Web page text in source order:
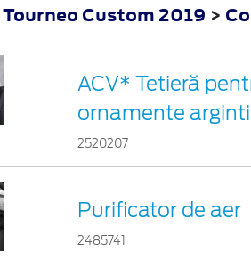
Tourneo Custom 2019 >
ACV* Tetieră
ornamente
2520207
Purificator de aer
2485741